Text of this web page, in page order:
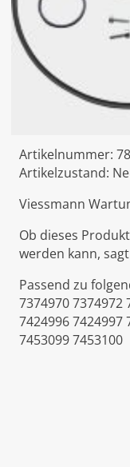
Artikelnummer:
Artikelzustand:
Viessmann
Ob dieses
werden kann,
Passend zu
7374970 7374972
7424996 7424997
7453099 7453100